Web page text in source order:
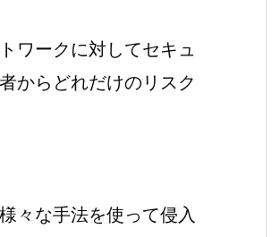
ワークに対してセキュ
からどれだけのリスク
々な手法を使って侵入